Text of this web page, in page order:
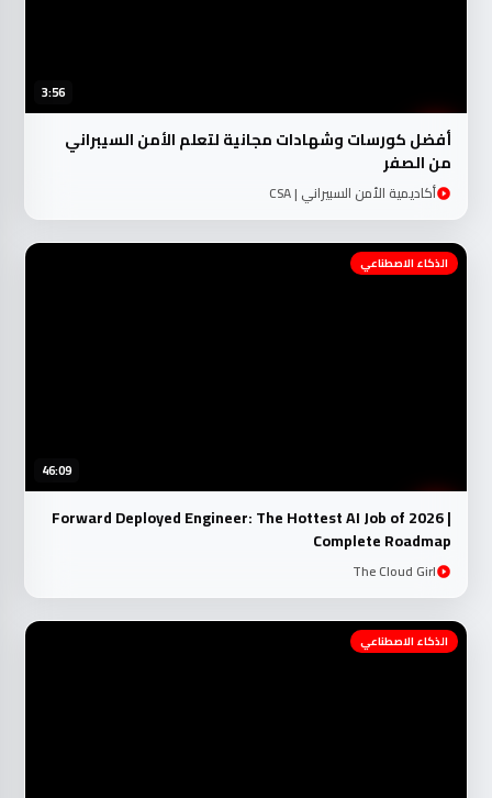
3:56
أفضل كورسات وشهادات مجانية لتعلم الأمن السيبراني
من الصفر
أكاديمية الأمن السبيراني | CSA
46:09
الذكاء الاصطناعي
Forward Deployed Engineer: The Hottest AI Job of 2026 |
Complete Roadmap
The Cloud Girl
الذكاء الاصطناعي